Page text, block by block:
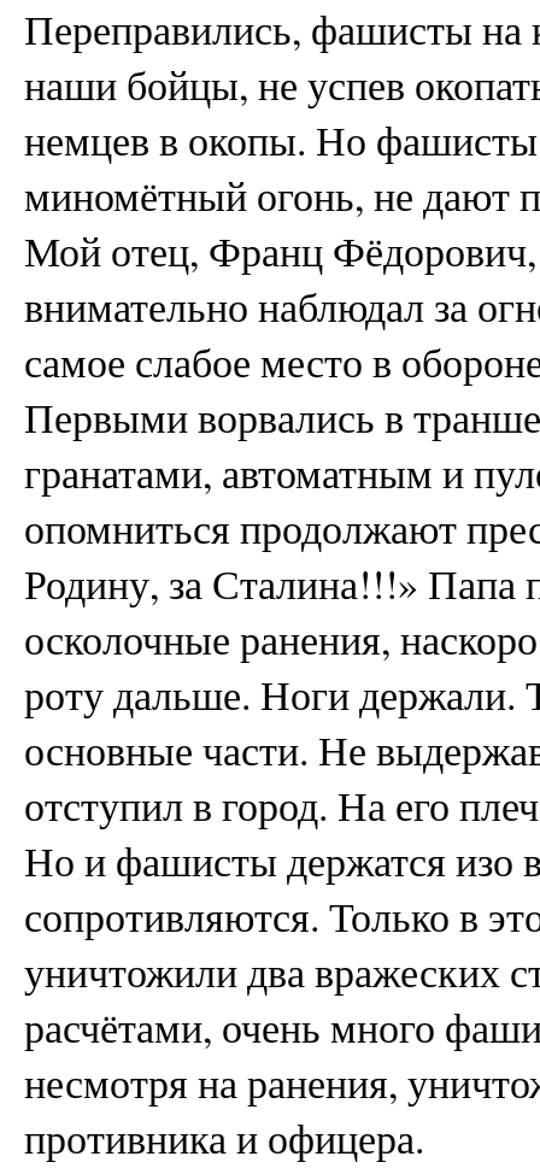
Переправились, фашисты на
наши бойцы, не успев
немцев в окопы. Но
миномётный огонь, не дают
Мой отец, Франц
внимательно наблюдал за
самое слабое место в
Первыми ворвались в
гранатами, автоматным и
опомниться продолжают
Родину, за Сталина!!!» Папа
осколочные ранения,
роту дальше. Ноги держали.
основные части. Не
отступил в город. На его
Но и фашисты держатся изо
сопротивляются. Только в
уничтожили два вражеских
расчётами, очень много
несмотря на ранения,
противника и офицера.